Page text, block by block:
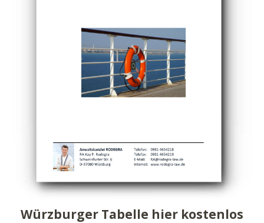
Würzburger Tabelle hier kostenlos